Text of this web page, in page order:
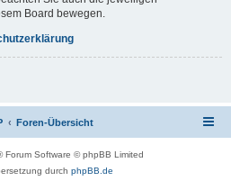
Board bewegen.
Foren-Übersicht
Forum Software © phpBB Limited
durch phpBB.de